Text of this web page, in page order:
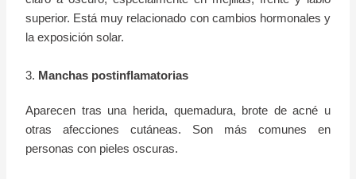
superior. Está muy relacionado con cambios hormonales y
la exposición solar.
3. Manchas postinflamatorias
Aparecen tras una herida, quemadura, brote de acné u
otras afecciones cutáneas. Son más comunes en
personas con pieles oscuras.